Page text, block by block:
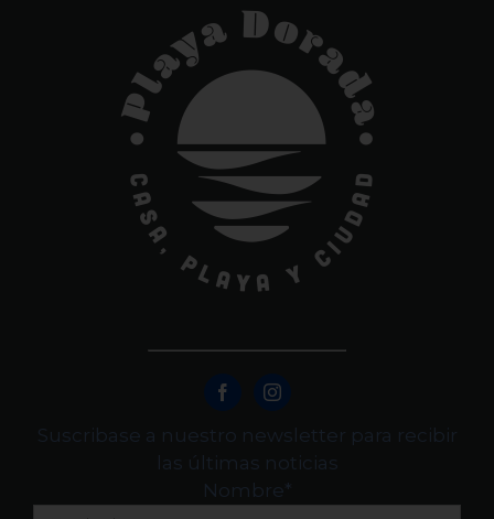
Suscribase a nuestro newsletter para recibir
las últimas noticias
Nombre*